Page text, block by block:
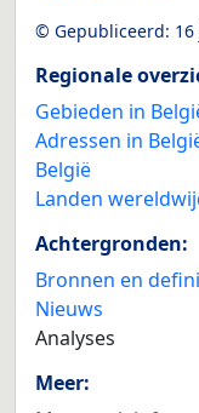
© Gepubliceerd:
Regionale
Gebieden in
Adressen in
België
Landen
Achtergronden:
Bronnen en
Nieuws
Analyses
Meer: